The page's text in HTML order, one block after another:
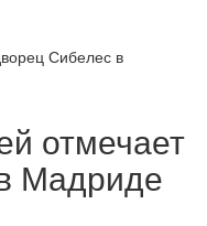
Сибелес в
отмечает
Мадриде